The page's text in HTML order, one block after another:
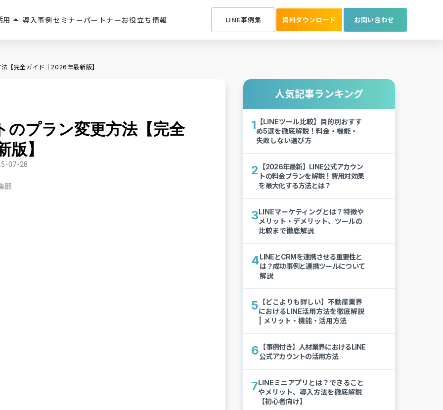
用 arrow_drop_up
・人材派遣
習サービス
食
導入事例 セミナーパートナーお役立ち情報 LINE事例集 資料ダウンロード お問い合わせ
【完全ガイド｜2026年最新版】
のプラン変更方法【完全
】
07-28
部
人気記事ランキング
1 【LINEツール比較】目的別おすす
め5選を徹底解説！料金・機能・
失敗しない選び方
2
【2026年最新】LINE公式アカウン
トの料金プランを解説！費用対効果
を最大化する方法とは？
3LINEマーケティングとは？特徴や
メリット・デメリット、ツールの
比較まで徹底解説
4LINEとCRMを連携させる重要性と
は？成功事例と連携ツールについて
解説
5 【どこよりも詳しい】不動産業界
におけるLINE活用方法を徹底解説
| メリット・機能・活用方法
6 【事例付き】人材業界におけるLINE
公式アカウントの活用方法
7LINEミニアプリとは？できること
やメリット、導入方法を徹底解説
【初心者向け】